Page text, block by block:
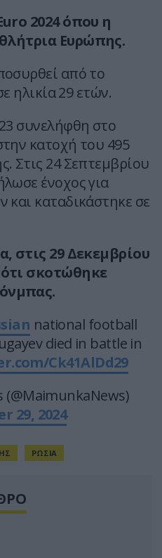
2024 όπου η
Ευρώπης.
από το
ηλικία 29 ετών.
συνελήφθη στο
κατοχή του 495
Στις 24 Σεπτεμβρίου
ένοχος για
και καταδικάστηκε σε
στις 29 Δεκεμβρίου
σκοτώθηκε
national football
died in battle in
Ck41AlDd29
29, 2024
ΡΩΣΙΑ